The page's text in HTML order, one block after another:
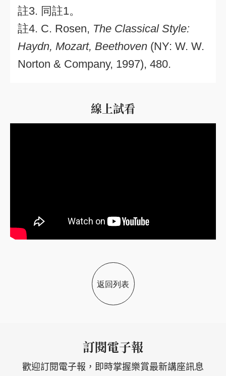
註3. 同註1。
註4. C. Rosen, The Classical Style:
Haydn, Mozart, Beethoven (NY: W. W.
Norton & Company, 1997), 480.
線上試看
返回列表
訂閱電子報
歡迎訂閱電子報，即時掌握樂賞最新講座訊息